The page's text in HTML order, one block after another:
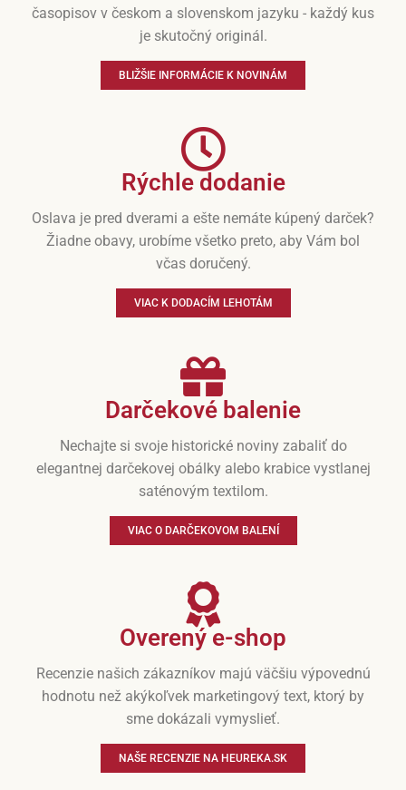
časopisov v českom a slovenskom jazyku - každý kus
je skutočný originál.
BLIŽŠIE INFORMÁCIE K NOVINÁM
Rýchle dodanie
Oslava je pred dverami a ešte nemáte kúpený darček?
Žiadne obavy, urobíme všetko preto, aby Vám bol
včas doručený.
VIAC K DODACÍM LEHOTÁM
Darčekové balenie
Nechajte si svoje historické noviny zabaliť do
elegantnej darčekovej obálky alebo krabice vystlanej
saténovým textilom.
VIAC O DARČEKOVOM BALENÍ
Overený e-shop
Recenzie našich zákazníkov majú väčšiu výpovednú
hodnotu než akýkoľvek marketingový text, ktorý by
sme dokázali vymyslieť.
NAŠE RECENZIE NA HEUREKA.SK